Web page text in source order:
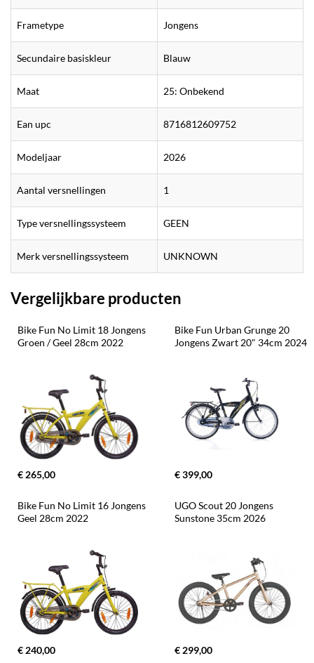
Frametype Jongens
Secundaire basiskleur Blauw
Maat 25: Onbekend
Ean upc 8716812609752
Modeljaar 2026
Aantal versnellingen 1
Type versnellingssysteem GEEN
Merk versnellingssysteem UNKNOWN
Vergelijkbare producten
Bike Fun No Limit 18 Jongens
Groen / Geel 28cm 2022
€ 265,00
Bike Fun Urban Grunge 20
Jongens Zwart 20" 34cm 2024
€ 399,00
Bike Fun No Limit 16 Jongens
Geel 28cm 2022
€ 240,00
UGO Scout 20 Jongens
Sunstone 35cm 2026
€ 299,00